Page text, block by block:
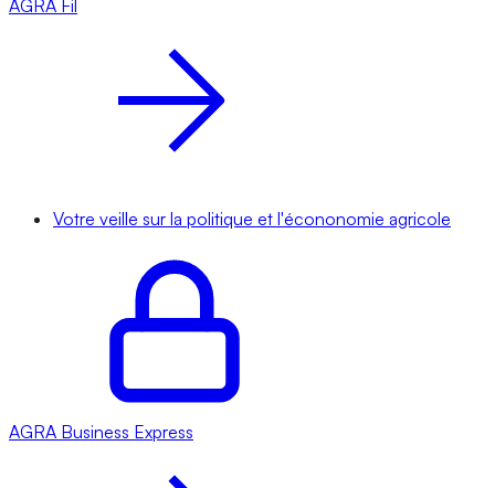
AGRA Fil
Votre veille sur la politique et l'écononomie agricole
AGRA Business Express